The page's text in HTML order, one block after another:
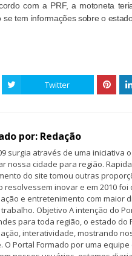
com a PRF, a motoneta
tem informações sobre o
Twitter
por: Redação
surgia através de uma
nossa cidade para região.
do site tomou outras
resolvessem inovar e em 2010
e entretenimento com maior
Objetivo A intenção do
para toda região, o estado do
interatividade, mostrando
O Portal Formado por uma